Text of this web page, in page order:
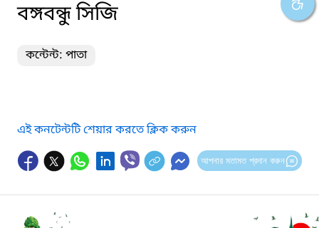
বঙ্গবন্ধু সিজি
কন্টেন্ট: পাতা
এই কনটেন্টটি শেয়ার করতে ক্লিক করুন
আপনার মতামত প্রদান করুন